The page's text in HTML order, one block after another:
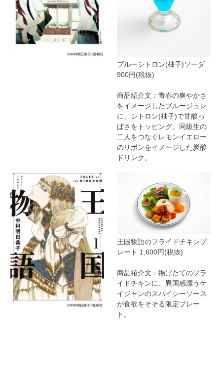
ブルーシトロン(柚子)ソーダ
900円(税抜)
商品紹介文：青春の爽やかさ
をイメージしたブルージュレ
に、シトロン(柚子)で甘酸っ
ぱさをトッピング。同級生の
二人をつなぐレモンイエロー
のリボンをイメージした炭酸
ドリンク。
王国物語のフライドチキンプ
レート 1,600円(税抜)
商品紹介文：揚げたてのフラ
イドチキンに、異国感漂うケ
イジャンのスパイシーソース
が食欲をそそる限定プレー
ト。